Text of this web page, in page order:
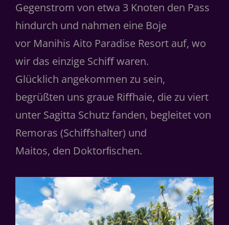
Gegenstrom von etwa 3 Knoten den Pass
hindurch und nahmen eine Boje
vor Manihis Aito Paradise Resort auf, wo
wir das einzige Schiﬀ waren.
Glücklich angekommen zu sein,
begrüßten uns graue Riﬀhaie, die zu viert
unter Sagitta Schutz fanden, begleitet von
Remoras (Schiﬀshalter) und
Maitos, den Doktorﬁschen.